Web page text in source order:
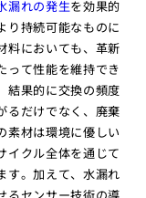
漏れの発生を効果的
り持続可能なものに
料においても、革新
って性能を維持でき
結果的に交換の頻度
るだけでなく、廃棄
素材は環境に優しい
イクル全体を通じて
す。加えて、水漏れ